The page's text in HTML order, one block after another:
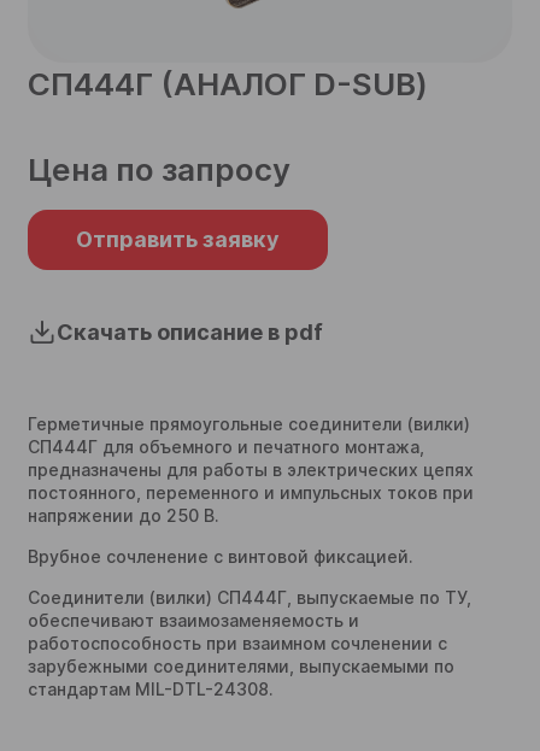
СП444Г (АНАЛОГ D-SUB)
Цена по запросу
Отправить заявку
Скачать описание в pdf
Герметичные прямоугольные соединители (вилки)
СП444Г для объемного и печатного монтажа,
предназначены для работы в электрических цепях
постоянного, переменного и импульсных токов при
напряжении до 250 В.
Врубное сочленение с винтовой фиксацией.
Соединители (вилки) СП444Г, выпускаемые по ТУ,
обеспечивают взаимозаменяемость и
работоспособность при взаимном сочленении с
зарубежными соединителями, выпускаемыми по
стандартам MIL-DTL-24308.
Отправить